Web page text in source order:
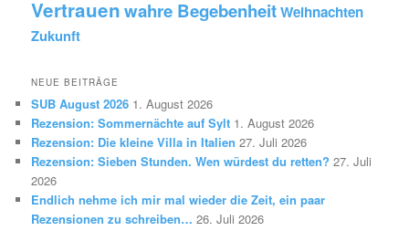
Vertrauenwahre BegebenheitWeihnachten
Zukunft
NEUE BEITRÄGE
SUB August 2026 1. August 2026
Rezension: Sommernächte auf Sylt 1. August 2026
Rezension: Die kleine Villa in Italien 27. Juli 2026
Rezension: Sieben Stunden. Wen würdest du retten? 27. Juli
2026
Endlich nehme ich mir mal wieder die Zeit, ein paar
Rezensionen zu schreiben… 26. Juli 2026